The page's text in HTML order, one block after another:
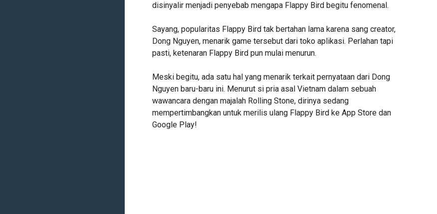
disinyalir menjadi penyebab mengapa Flappy Bird begitu fenomenal.
Sayang, popularitas Flappy Bird tak bertahan lama karena sang creator,
Dong Nguyen, menarik game tersebut dari toko aplikasi. Perlahan tapi
pasti, ketenaran Flappy Bird pun mulai menurun.
Meski begitu, ada satu hal yang menarik terkait pernyataan dari Dong
Nguyen baru-baru ini. Menurut si pria asal Vietnam dalam sebuah
wawancara dengan majalah Rolling Stone, dirinya sedang
mempertimbangkan untuk merilis ulang Flappy Bird ke App Store dan
Google Play!